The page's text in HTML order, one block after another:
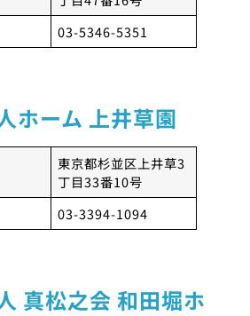
03-5346-5351
ホーム 上井草園
東京都杉並区上井草3
丁目33番10号
03-3394-1094
真松之会 和田堀ホ